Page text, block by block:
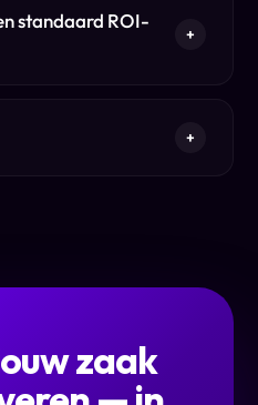
standaard ROI-
+
+
zaak